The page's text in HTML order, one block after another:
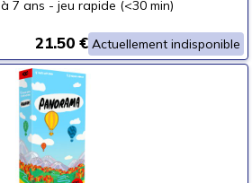
7 ans - jeu rapide (<30 min)
Actuellement indisponible
21.50 €